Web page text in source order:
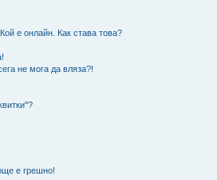
е онлайн. Как става това?
не мога да вляза?!
е грешно!